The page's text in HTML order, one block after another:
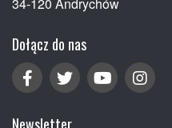
Dołącz do nas